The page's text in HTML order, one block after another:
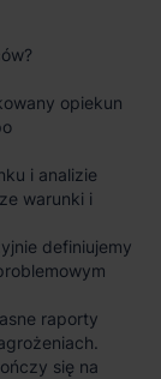
opiekun
i analizie
warunki i
definiujemy
raporty
się na